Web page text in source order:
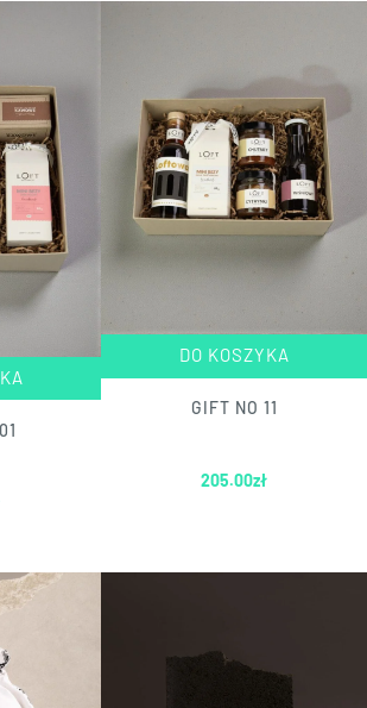
DO KOSZYKA
GIFT NO 11
205.00zł